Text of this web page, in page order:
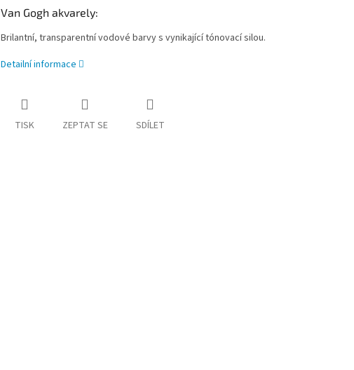
Van Gogh akvarely:
Brilantní, transparentní vodové barvy s vynikající tónovací silou.
Detailní informace
TISK ZEPTAT SE SDÍLET